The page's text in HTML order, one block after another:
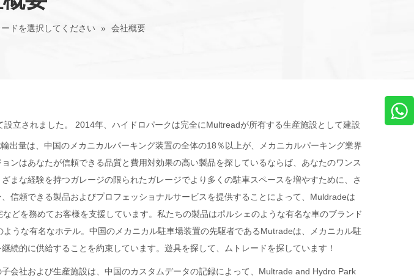
ドを選択してください » 会社概要
立されました。 2014年、ハイドロパークは完全にMultreadが所有する生産施設として建設
量は、中国のメカニカルパーキング装置の全体の18％以上が、メカニカルパーキング業界
はあなたが信頼できる品質と費用対効果の高い製品を探しているならば、あなたのワンス
まな経験を持つガレージの限られたガレージでより多くの駐車スペースを増やすために、さ
信頼できる製品およびプロフェッショナルサービスを提供することによって、Muldradeは
どを務めてお客様を支援しています。私たちの製品はポルシェのような有名な車のブランド
うな有名なホテル。中国のメカニカル駐車場装置の先駆者であるMutradeは、メカニカル駐
的に供給することを約束しています。遊具を探して、ムトレードを探しています！
会社および生産施設は、中国のカスタムデータの記録によって、Multrade and Hydro Park